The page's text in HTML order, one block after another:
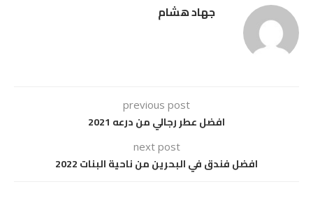
جهاد هشام
previous post
افضل عطر رجالي من درعه 2021
next post
افضل فندق في البحرين من ناحية البنات 2022